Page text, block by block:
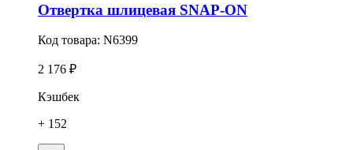
Отвеpтка шлицевая SNAP-ON
Код товара: N6399
2 176 ₽
Кэшбек
+ 152